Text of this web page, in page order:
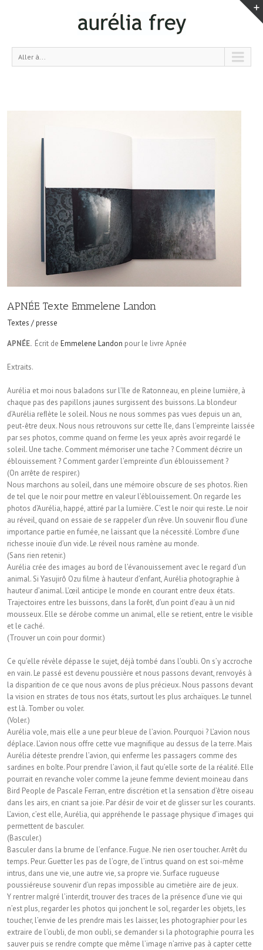
Aller à...
APNÉE Texte Emmelene Landon
Textes / presse
APNÉE. Écrit de Emmelene Landon pour le livre Apnée
Extraits.
Aurélia et moi nous baladons sur l’île de Ratonneau, en pleine lumière, à
chaque pas des papillons jaunes surgissent des buissons. La blondeur
d’Aurélia reﬂète le soleil. Nous ne nous sommes pas vues depuis un an,
peut-être deux. Nous nous retrouvons sur cette île, dans l’empreinte laissée
par ses photos, comme quand on ferme les yeux après avoir regardé le
soleil. Une tache. Comment mémoriser une tache ? Comment décrire un
éblouissement ? Comment garder l’empreinte d’un éblouissement ?
(On arrête de respirer.)
Nous marchons au soleil, dans une mémoire obscure de ses photos. Rien
de tel que le noir pour mettre en valeur l’éblouissement. On regarde les
photos d’Aurélia, happé, attiré par la lumière. C’est le noir qui reste. Le noir
au réveil, quand on essaie de se rappeler d’un rêve. Un souvenir ﬂou d’une
importance partie en fumée, ne laissant que la nécessité. L’ombre d’une
richesse inouïe d’un vide. Le réveil nous ramène au monde.
(Sans rien retenir.)
Aurélia crée des images au bord de l’évanouissement avec le regard d’un
animal. Si Yasujirô Ozu ﬁlme à hauteur d’enfant, Aurélia photographie à
hauteur d’animal. L’œil anticipe le monde en courant entre deux états.
Trajectoires entre les buissons, dans la forêt, d’un point d’eau à un nid
mousseux. Elle se dérobe comme un animal, elle se retient, entre le visible
et le caché.
(Trouver un coin pour dormir.)
Ce qu’elle révèle dépasse le sujet, déjà tombé dans l’oubli. On s’y accroche
en vain. Le passé est devenu poussière et nous passons devant, renvoyés à
la disparition de ce que nous avons de plus précieux. Nous passons devant
la vision en strates de tous nos états, surtout les plus archaïques. Le tunnel
est là. Tomber ou voler.
(Voler.)
Aurélia vole, mais elle a une peur bleue de l’avion. Pourquoi ? L’avion nous
déplace. L’avion nous offre cette vue magniﬁque au dessus de la terre. Mais
Aurélia déteste prendre l’avion, qui enferme les passagers comme des
sardines en boîte. Pour prendre l’avion, il faut qu’elle sorte de la réalité. Elle
pourrait en revanche voler comme la jeune femme devient moineau dans
Bird People de Pascale Ferran, entre discrétion et la sensation d’être oiseau
dans les airs, en criant sa joie. Par désir de voir et de glisser sur les courants.
L’avion, c’est elle, Aurélia, qui appréhende le passage physique d’images qui
permettent de basculer.
(Basculer.)
Basculer dans la brume de l’enfance. Fugue. Ne rien oser toucher. Arrêt du
temps. Peur. Guetter les pas de l’ogre, de l’intrus quand on est soi-même
intrus, dans une vie, une autre vie, sa propre vie. Surface rugueuse
poussiéreuse souvenir d’un repas impossible au cimetière aire de jeux.
Y rentrer malgré l’interdit, trouver des traces de la présence d’une vie qui
n’est plus, regarder les photos qui jonchent le sol, regarder les objets, les
toucher, l’envie de les prendre mais les laisser, les photographier pour les
extraire de l’oubli, de mon oubli, se demander si la photographie pourra les
sauver puis se rendre compte que même l’image n’arrive pas à capter cette